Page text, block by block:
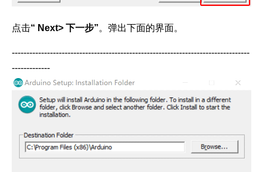
点击“ Next> 下一步”。弹出下面的界面。
---------------------------------------------------------------------------------
-------------